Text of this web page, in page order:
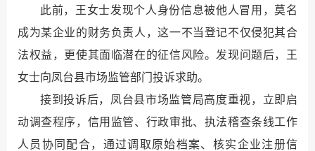
此前，王女士发现个人身份信息被他人冒用，莫名
成为某企业的财务负责人，这一不当登记不仅侵犯其合
法权益，更使其面临潜在的征信风险。发现问题后，王
女士向凤台县市场监管部门投诉求助。
接到投诉后，凤台县市场监管局高度重视，立即启
动调查程序，信用监管、行政审批、执法稽查条线工作
人员协同配合，通过调取原始档案、核实企业注册信